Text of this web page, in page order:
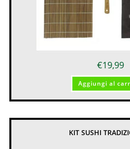
€19,99
Aggiungi al
KIT SUSHI